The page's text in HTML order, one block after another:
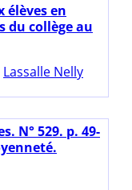
élèves en
du collège au
Lassalle Nelly
N° 529. p. 49-